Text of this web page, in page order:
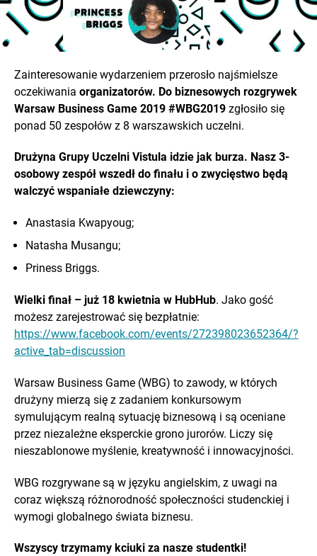
Zainteresowanie wydarzeniem przerosło najśmielsze
oczekiwania organizatorów. Do biznesowych rozgrywek
Warsaw Business Game 2019 #WBG2019 zgłosiło się
ponad 50 zespołów z 8 warszawskich uczelni.
Drużyna Grupy Uczelni Vistula idzie jak burza. Nasz 3-
osobowy zespół wszedł do finału i o zwycięstwo będą
walczyć wspaniałe dziewczyny:
Anastasia Kwapyoug;
Natasha Musangu;
Priness Briggs.
Wielki finał – już 18 kwietnia w HubHub. Jako gość
możesz zarejestrować się bezpłatnie:
https://www.facebook.com/events/272398023652364/?
active_tab=discussion
Warsaw Business Game (WBG) to zawody, w których
drużyny mierzą się z zadaniem konkursowym
symulującym realną sytuację biznesową i są oceniane
przez niezależne eksperckie grono jurorów. Liczy się
nieszablonowe myślenie, kreatywność i innowacyjności.
WBG rozgrywane są w języku angielskim, z uwagi na
coraz większą różnorodność społeczności studenckiej i
wymogi globalnego świata biznesu.
Wszyscy trzymamy kciuki za nasze studentki!